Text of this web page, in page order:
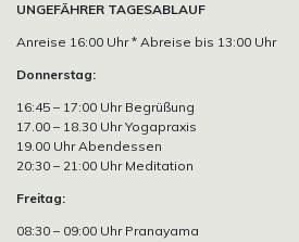
UNGEFÄHRER TAGESABLAUF
Anreise 16:00 Uhr * Abreise bis 13:00 Uhr
Donnerstag:
16:45 – 17:00 Uhr Begrüßung
17.00 – 18.30 Uhr Yogapraxis
19.00 Uhr Abendessen
20:30 – 21:00 Uhr Meditation
Freitag:
08:30 – 09:00 Uhr Pranayama